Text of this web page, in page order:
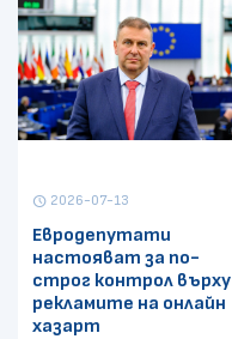
schedule 2026-07-13
Евродепутати
настояват за по-
строг контрол върху
рекламите на онлайн
хазарт